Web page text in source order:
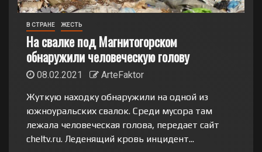
В СТРАНЕ ЖЕСТЬ
На свалке под Магнитогорском
обнаружили человеческую голову
08.02.2021
ArteFaktor
Жуткую находку обнаружили на одной из
южноуральских свалок. Среди мусора там
лежала человеческая голова, передает сайт
cheltv.ru. Леденящий кровь инцидент...